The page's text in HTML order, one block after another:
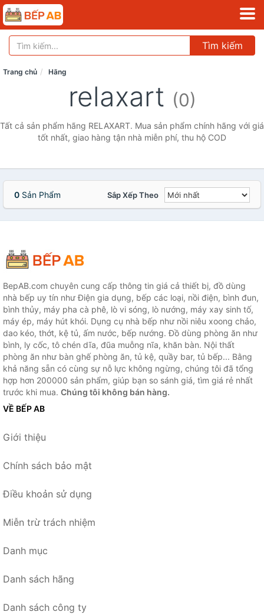
Tìm kiếm
Trang chủ Hãng
relaxart (0)
Tất cả sản phẩm hãng RELAXART. Mua sản phẩm chính hãng với giá
tốt nhất, giao hàng tận nhà miễn phí, thu hộ COD
0 Sản Phẩm Sắp Xếp Theo
BepAB.com chuyên cung cấp thông tin giá cả thiết bị, đồ dùng
nhà bếp uy tín như Điện gia dụng, bếp các loại, nồi điện, bình đun,
bình thủy, máy pha cà phê, lò vi sóng, lò nướng, máy xay sinh tố,
máy ép, máy hút khói. Dụng cụ nhà bếp như nồi niêu xoong chảo,
dao kéo, thớt, kệ tủ, ấm nước, bếp nướng. Đồ dùng phòng ăn như
bình, ly cốc, tô chén dĩa, đũa muỗng nĩa, khăn bàn. Nội thất
phòng ăn như bàn ghế phòng ăn, tủ kệ, quầy bar, tủ bếp... Bằng
khả năng sẵn có cùng sự nỗ lực không ngừng, chúng tôi đã tổng
hợp hơn 200000 sản phẩm, giúp bạn so sánh giá, tìm giá rẻ nhất
trước khi mua. Chúng tôi không bán hàng.
VỀ BẾP AB
Giới thiệu
Chính sách bảo mật
Điều khoản sử dụng
Miễn trừ trách nhiệm
Danh mục
Danh sách hãng
Danh sách công ty